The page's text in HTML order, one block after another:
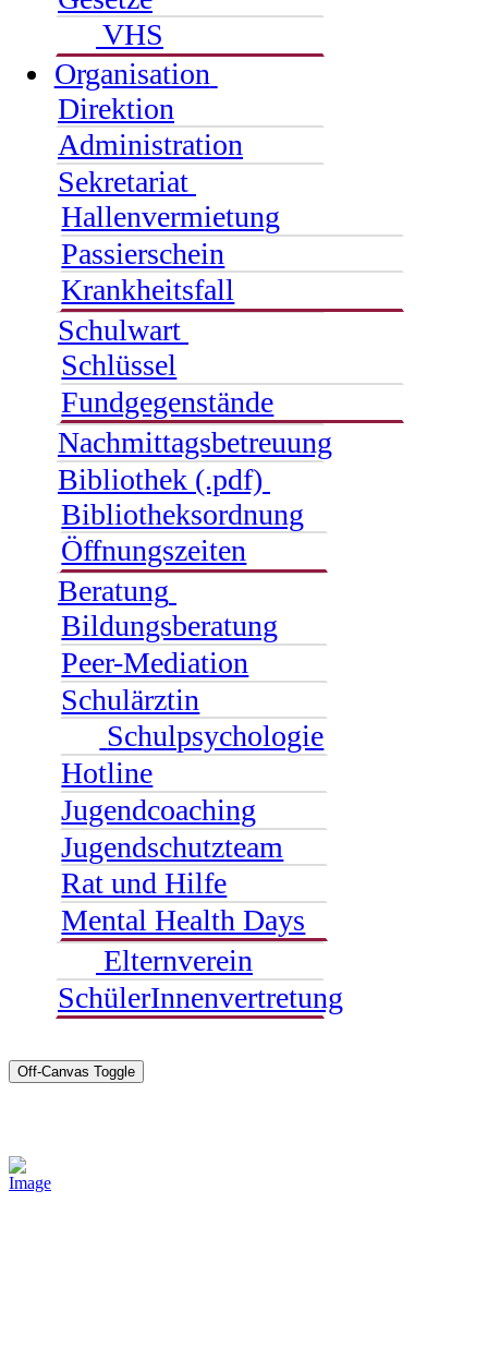
VHS
Organisation
Direktion
Administration
Sekretariat
Hallenvermietung
Passierschein
Krankheitsfall
Schulwart
Schlüssel
Fundgegenstände
Nachmittagsbetreuung
Bibliothek (.pdf)
Bibliotheksordnung
Öffnungszeiten
Beratung
Bildungsberatung
Peer-Mediation
Schulärztin
Schulpsychologie
Hotline
Jugendcoaching
Jugendschutzteam
Rat und Hilfe
Mental Health Days
Elternverein
SchülerInnenvertretung
Off-Canvas Toggle